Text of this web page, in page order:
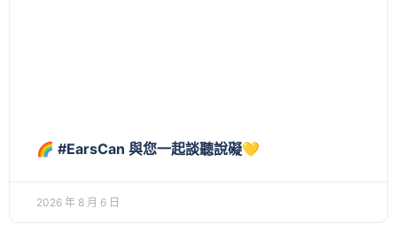
🌈 #EarsCan 與您一起談聽說礙💛
2026 年 8 月 6 日